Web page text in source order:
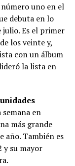
uno en el
debuta en lo
julio. Es el primer
los veinte y,
con un álbum
la lista en
en
más grande
año. También es
y su mayor